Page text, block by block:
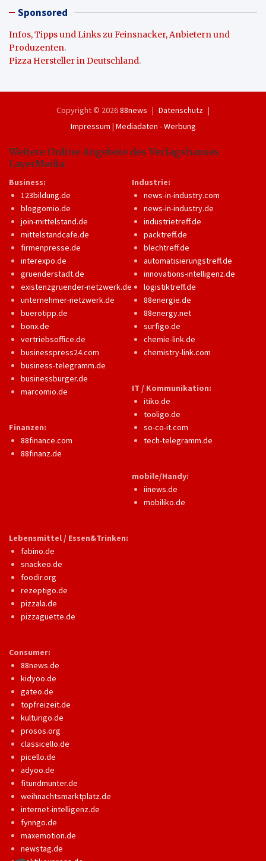
Sponsored
Infos, Tipps und Links zu Feinsnacker, Anbietern und
Produzenten.
Pizza Hersteller in Deutschland.
Copyright © 202688news
Datenschutz
Impressum | Mediadaten - Werbung
Weitere Online-Angebote des Verlagshauses
LayerMedia:
Business:
123bildung.de
bloggomio.de
join-mittelstand.de
mittelstandcafe.de
firmenpresse.de
interexpo.de
gruenderstadt.de
existenzgruender-netzwerk.de
unternehmer-netzwerk.de
buerotipp.de
bonx.de
vertriebsoffice.de
businesspress24.com
business-telegramm.de
businessburger.de
marcomio.de
Finanzen:
88finance.com
88finanz.de
Industrie:
news-in-industry.com
news-in-industry.de
industrietreff.de
packtreff.de
blechtreff.de
automatisierungstreff.de
innovations-intelligenz.de
logistiktreff.de
88energie.de
88energy.net
surfigo.de
chemie-link.de
chemistry-link.com
IT / Kommunikation:
itiko.de
tooligo.de
so-co-it.com
tech-telegramm.de
mobile/Handy:
iinews.de
mobiliko.de
Lebensmittel / Essen&Trinken:
fabino.de
snackeo.de
foodir.org
rezeptigo.de
pizzala.de
pizzaguette.de
Consumer:
88news.de
kidyoo.de
gateo.de
topfreizeit.de
kulturigo.de
prosos.org
classicello.de
picello.de
adyoo.de
fitundmunter.de
weihnachtsmarktplatz.de
internet-intelligenz.de
fynngo.de
maxemotion.de
newstag.de